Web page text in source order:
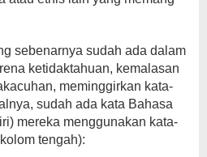
sebenarnya sudah ada dalam
ketidaktahuan, kemalasan
meminggirkan kata-
sudah ada kata Bahasa
mereka menggunakan kata-
tengah):